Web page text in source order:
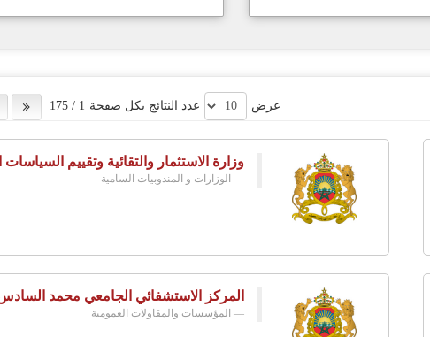
عرض عدد النتائج بكل صفحة 1
/
175
وزارة الاستثمار والتقائية وتقييم السياسات
الوزارات و المندوبيات السامية
المركز الاستشفائي الجامعي محمد
المؤسسات والمقاولات العمومية